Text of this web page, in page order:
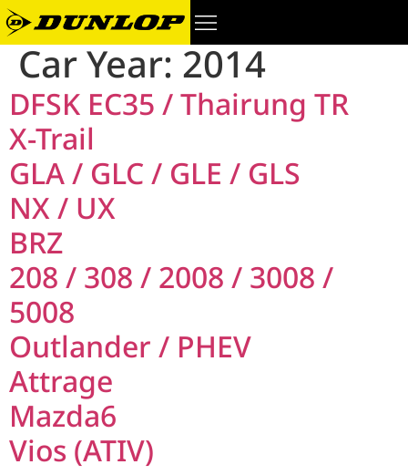
Car Year: 2014
DFSK EC35 / Thairung TR
X-Trail
GLA / GLC / GLE / GLS
NX / UX
BRZ
208 / 308 / 2008 / 3008 /
5008
Outlander / PHEV
Attrage
Mazda6
Vios (ATIV)